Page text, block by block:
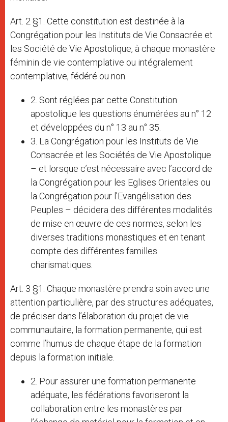
Art. 2 §1. Cette constitution est destinée à la
Congrégation pour les Instituts de Vie Consacrée et
les Société de Vie Apostolique, à chaque monastère
féminin de vie contemplative ou intégralement
contemplative, fédéré ou non.
2. Sont réglées par cette Constitution
apostolique les questions énumérées au n° 12
et développées du n° 13 au n° 35.
3. La Congrégation pour les Instituts de Vie
Consacrée et les Sociétés de Vie Apostolique
– et lorsque c’est nécessaire avec l’accord de
la Congrégation pour les Eglises Orientales ou
la Congrégation pour l’Evangélisation des
Peuples – décidera des différentes modalités
de mise en œuvre de ces normes, selon les
diverses traditions monastiques et en tenant
compte des différentes familles
charismatiques.
Art. 3 §1. Chaque monastère prendra soin avec une
attention particulière, par des structures adéquates,
de préciser dans l’élaboration du projet de vie
communautaire, la formation permanente, qui est
comme l’humus de chaque étape de la formation
depuis la formation initiale.
2. Pour assurer une formation permanente
adéquate, les fédérations favoriseront la
collaboration entre les monastères par